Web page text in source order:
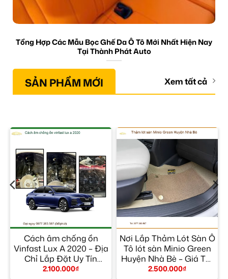
Tổng Hợp Các Mẫu Bọc Ghế Da Ô Tô Mới Nhất Hiện Nay
Tại Thành Phát Auto
SẢN PHẨM MỚI Xem tất cả
Cách âm chống ồn
Vinfast Lux A 2020 – Địa
Chỉ Lắp Đặt Uy Tín
TPHCM
2.100.000₫
Nơi Lắp Thảm Lót Sàn Ô
Tô lót sàn Minio Green
Huyện Nhà Bè – Giá Tốt
TPHCM
2.500.000₫